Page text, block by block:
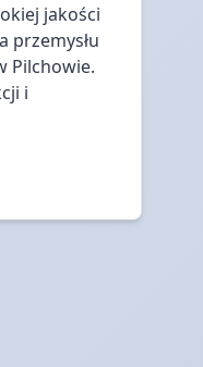
jakości
przemysłu
Pilchowie.
i